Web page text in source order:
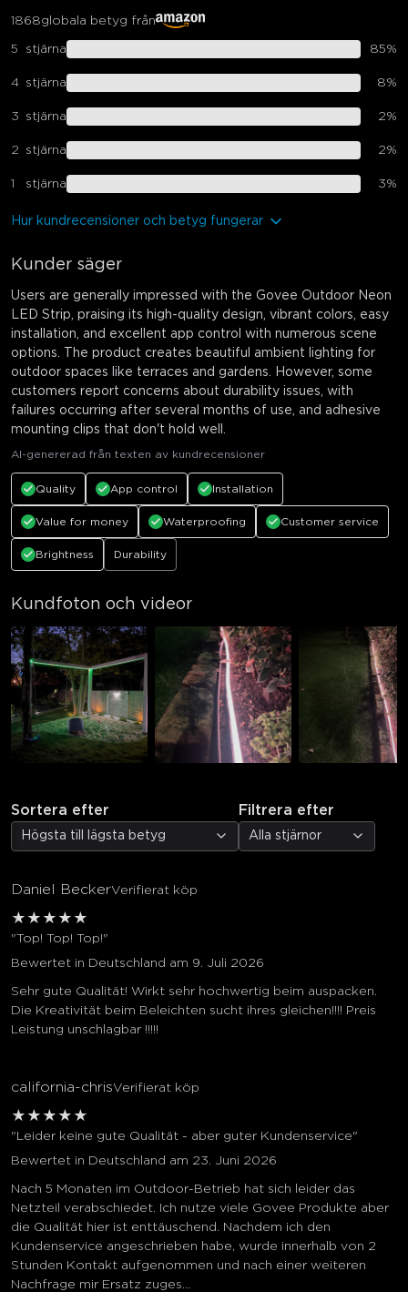
1868globala betyg från
5 stjärna 85%
4 stjärna 8%
3 stjärna 2%
2 stjärna 2%
1 stjärna 3%
Hur kundrecensioner och betyg fungerar
Kunder säger
Users are generally impressed with the Govee Outdoor Neon
LED Strip, praising its high-quality design, vibrant colors, easy
installation, and excellent app control with numerous scene
options. The product creates beautiful ambient lighting for
outdoor spaces like terraces and gardens. However, some
customers report concerns about durability issues, with
failures occurring after several months of use, and adhesive
mounting clips that don't hold well.
AI-genererad från texten av kundrecensioner
Quality App control Installation
Value for money Waterproofing Customer service
Brightness Durability
Kundfoton och videor
Sortera efter
Högsta till lägsta betyg
Filtrera efter
Alla stjärnor
Daniel BeckerVerifierat köp
★ ★ ★ ★ ★
"Top! Top! Top!"
Bewertet in Deutschland am 9. Juli 2026
Sehr gute Qualität! Wirkt sehr hochwertig beim auspacken.
Die Kreativität beim Beleichten sucht ihres gleichen!!!! Preis
Leistung unschlagbar !!!!!
california-chrisVerifierat köp
★ ★ ★ ★ ★
"Leider keine gute Qualität - aber guter Kundenservice"
Bewertet in Deutschland am 23. Juni 2026
Nach 5 Monaten im Outdoor-Betrieb hat sich leider das
Netzteil verabschiedet. Ich nutze viele Govee Produkte aber
die Qualität hier ist enttäuschend. Nachdem ich den
Kundenservice angeschrieben habe, wurde innerhalb von 2
Stunden Kontakt aufgenommen und nach einer weiteren
Nachfrage mir Ersatz zuges...